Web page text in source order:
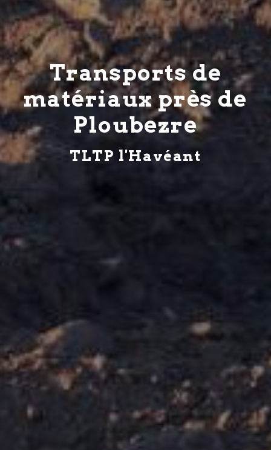
Transports de
matériaux près de
Ploubezre
TLTP l'Havéant